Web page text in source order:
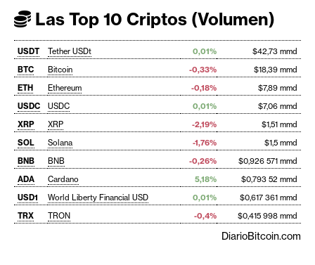
Las Top 10 Criptos (Volumen)
USDT Tether USDt 0,01%
$42,73 mmd
BTC
Bitcoin -0,33%
$18,39 mmd
ETH
Ethereum -0,18%
$7,89 mmd
USDC
USDC 0,01%
$7,06 mmd
XRP
XRP -2,19%
$1,51 mmd
SOL
Solana -1,76%
$1,5 mmd
BNB
BNB -0,26%
$0,926 571 mmd
ADA
Cardano 5,18%
$0,793 52 mmd
USD1
World Liberty Financial USD 0,01%
$0,617 361 mmd
TRX
TRON -0,4% $0,415 998 mmd
DiarioBitcoin.com